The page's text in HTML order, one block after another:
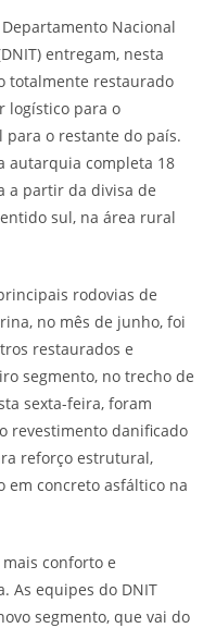
Nacional
entregam, nesta
totalmente restaurado
logístico para o
para o restante do país.
autarquia completa 18
a partir da divisa de
sul, na área rural
rodovias de
no mês de junho, foi
restaurados e
segmento, no trecho de
sexta-feira, foram
revestimento danificado
reforço estrutural,
em concreto asfáltico na
conforto e
As equipes do DNIT
segmento, que vai do